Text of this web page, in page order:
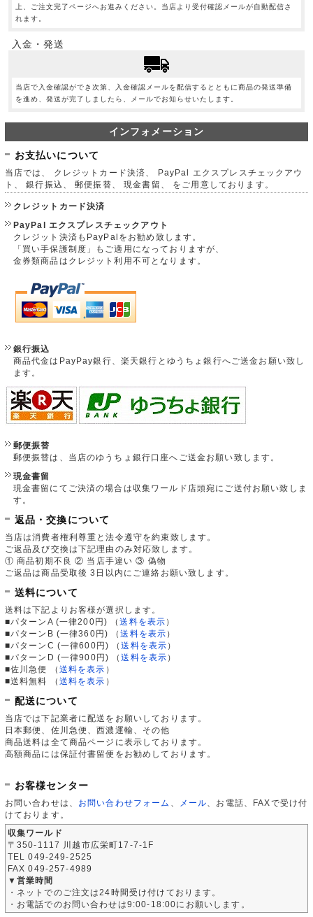
上、ご注文完了ページへお進みください。当店より受付確認メールが自動配信さ
れます。
入金・発送
当店で入金確認ができ次第、入金確認メールを配信するとともに商品の発送準備
を進め、発送が完了しましたら、メールでお知らせいたします。
インフォメーション
お支払いについて
当店では、 クレジットカード決済、 PayPal エクスプレスチェックアウ
ト、 銀行振込、 郵便振替、 現金書留、 をご用意しております。
クレジットカード決済
PayPal エクスプレスチェックアウト
クレジット決済もPayPalをお勧め致します。
「買い手保護制度」もご適用になっておりますが、
金券類商品はクレジット利用不可となります。
銀行振込
商品代金はPayPay銀行、楽天銀行とゆうちょ銀行へご送金お願い致し
ます。
郵便振替
郵便振替は、当店のゆうちょ銀行口座へご送金お願い致します。
現金書留
現金書留にてご決済の場合は収集ワールド店頭宛にご送付お願い致しま
す。
返品・交換について
当店は消費者権利尊重と法令遵守を約束致します。
ご返品及び交換は下記理由のみ対応致します。
① 商品初期不良 ② 当店手違い ③ 偽物
ご返品は商品受取後 3日以内にご連絡お願い致します。
送料について
送料は下記よりお客様が選択します。
■パターンA (一律200円)
（送料を表示 ）
■パターンB (一律360円)
（送料を表示 ）
■パターンC (一律600円)
（送料を表示 ）
■パターンD (一律900円)
（送料を表示 ）
■佐川急便
（ 送料を表示 ）
■送料無料
（ 送料を表示 ）
配送について
当店では下記業者に配送をお願いしております。
日本郵便、佐川急便、西濃運輸、その他
商品送料は全て商品ページに表示しております。
高額商品には保証付書留便をお勧めしております。
お客様センター
お問い合わせは、 お問い合わせフォーム メール 、お電話、FAXで受け付
けております。
収集ワールド
〒350-1117 川越市広栄町17-7-1F
TEL 049-249-2525
FAX 049-257-4989
▼営業時間
・ネットでのご注文は24時間受け付けております。
・お電話でのお問い合わせは9:00-18:00にお願いします。